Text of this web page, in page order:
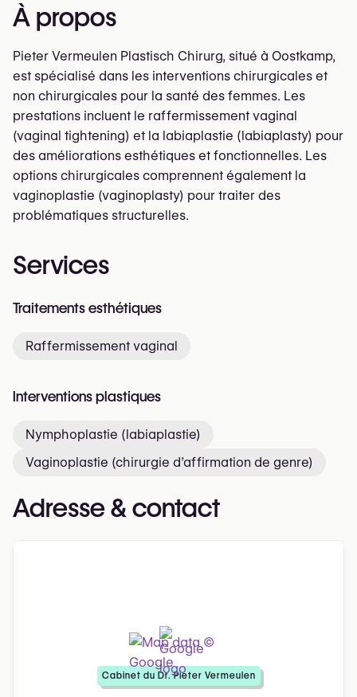
À propos
Pieter Vermeulen Plastisch Chirurg, situé à Oostkamp,
est spécialisé dans les interventions chirurgicales et
non chirurgicales pour la santé des femmes. Les
prestations incluent le raffermissement vaginal
(vaginal tightening) et la labiaplastie (labiaplasty) pour
des améliorations esthétiques et fonctionnelles. Les
options chirurgicales comprennent également la
vaginoplastie (vaginoplasty) pour traiter des
problématiques structurelles.
Services
Traitements esthétiques
Raffermissement vaginal
Interventions plastiques
Nymphoplastie (labiaplastie)
Vaginoplastie (chirurgie d’affirmation de genre)
Adresse & contact
Cabinet du Dr. Pieter Vermeulen